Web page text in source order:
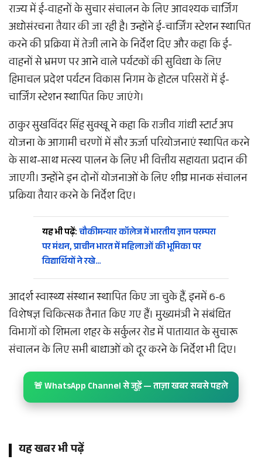
राज्य में ई-वाहनों के सुचार संचालन के लिए आवश्यक चार्जिंग
अधोसंरचना तैयार की जा रही है। उन्होंने ई-चार्जिंग स्टेशन स्थापित
करने की प्रक्रिया में तेजी लाने के निर्देश दिए और कहा कि ई-
वाहनों से भ्रमण पर आने वाले पर्यटकों की सुविधा के लिए
हिमाचल प्रदेश पर्यटन विकास निगम के होटल परिसरों में ई-
चार्जिंग स्टेशन स्थापित किए जाएंगे।
ठाकुर सुखविंदर सिंह सुक्खू ने कहा कि राजीव गांधी स्टार्ट अप
योजना के आगामी चरणों में सौर ऊर्जा परियोजनाएं स्थापित करने
के साथ-साथ मत्स्य पालन के लिए भी वित्तीय सहायता प्रदान की
जाएगी। उन्होंने इन दोनों योजनाओं के लिए शीघ्र मानक संचालन
प्रक्रिया तैयार करने के निर्देश दिए।
यह भी पढ़ें:चौकीमन्यार कॉलेज में भारतीय ज्ञान परम्परा
पर मंथन, प्राचीन भारत में महिलाओं की भूमिका पर
विद्यार्थियों ने रखे…
आदर्श स्वास्थ्य संस्थान स्थापित किए जा चुके हैं, इनमें 6-6
विशेषज्ञ चिकित्सक तैनात किए गए हैं। मुख्यमंत्री ने संबंधित
विभागों को शिमला शहर के सर्कुलर रोड में पातायात के सुचारू
संचालन के लिए सभी बाधाओं को दूर करने के निर्देश भी दिए।
🚨 WhatsApp Channel से जुड़ें — ताज़ा खबर सबसे पहले
यह खबर भी पढ़ें